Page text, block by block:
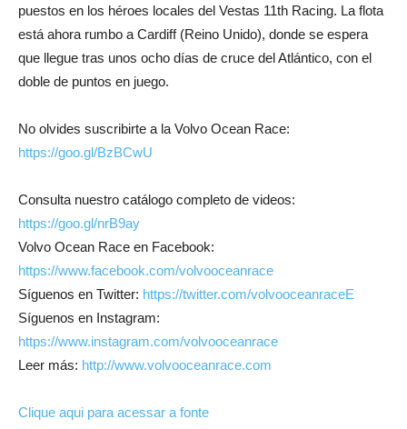
puestos en los héroes locales del Vestas 11th Racing. La flota
está ahora rumbo a Cardiff (Reino Unido), donde se espera
que llegue tras unos ocho días de cruce del Atlántico, con el
doble de puntos en juego.
No olvides suscribirte a la Volvo Ocean Race:
https://goo.gl/BzBCwU
Consulta nuestro catálogo completo de videos:
https://goo.gl/nrB9ay
Volvo Ocean Race en Facebook:
https://www.facebook.com/volvooceanrace
Síguenos en Twitter: https://twitter.com/volvooceanraceE
Síguenos en Instagram:
https://www.instagram.com/volvooceanrace
Leer más: http://www.volvooceanrace.com
Clique aqui para acessar a fonte